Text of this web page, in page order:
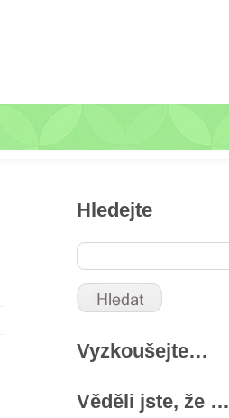
Hledejte
Vyzkoušejte…
Věděli jste, že …